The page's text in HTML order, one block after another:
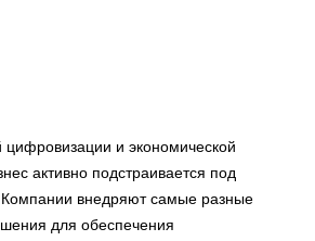
цифровизации и экономической
активно подстраивается под
внедряют самые разные
для обеспечения